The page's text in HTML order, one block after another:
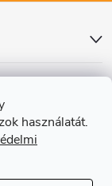
használatát.